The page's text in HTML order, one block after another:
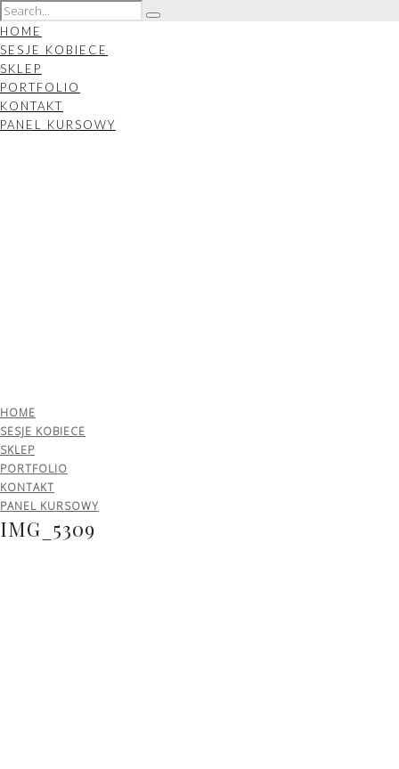
HOME
SESJE KOBIECE
SKLEP
PORTFOLIO
KONTAKT
PANEL KURSOWY
HOME
SESJE KOBIECE
SKLEP
PORTFOLIO
KONTAKT
PANEL KURSOWY
IMG_5309